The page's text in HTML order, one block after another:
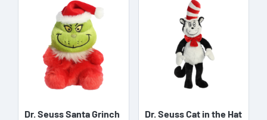
Dr. Seuss Santa Grinch Dr. Seuss Cat in the Hat